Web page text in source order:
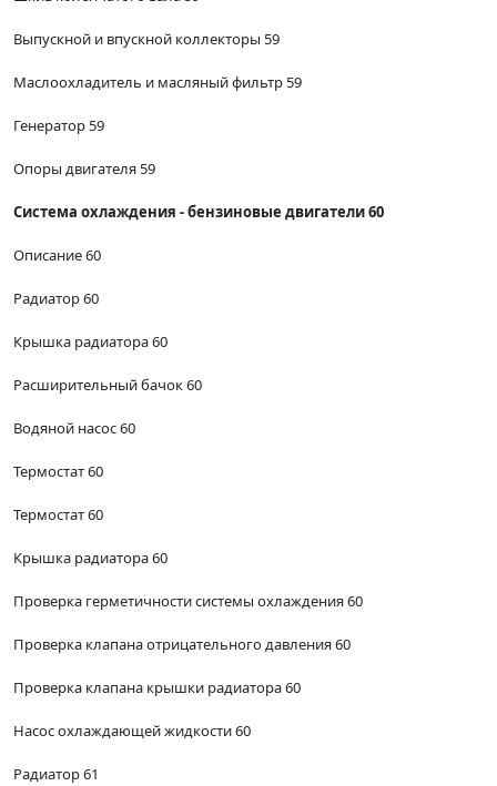
Выпускной и впускной коллекторы 59
Маслоохладитель и масляный фильтр 59
Генератор 59
Опоры двигателя 59
Система охлаждения - бензиновые двигатели 60
Описание 60
Радиатор 60
Крышка радиатора 60
Расширительный бачок 60
Водяной насос 60
Термостат 60
Термостат 60
Крышка радиатора 60
Проверка герметичности системы охлаждения 60
Проверка клапана отрицательного давления 60
Проверка клапана крышки радиатора 60
Насос охлаждающей жидкости 60
Радиатор 61